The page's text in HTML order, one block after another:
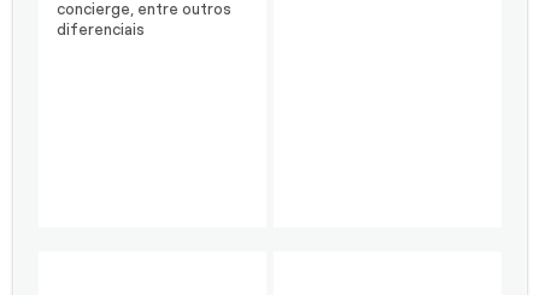
concierge, entre outros
diferenciais